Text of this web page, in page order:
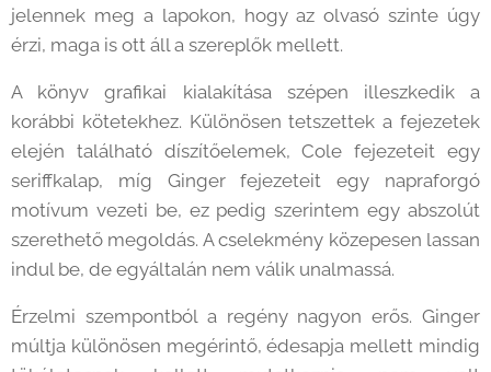
jelennek meg a lapokon, hogy az olvasó szinte úgy
érzi, maga is ott áll a szereplők mellett.
A könyv grafikai kialakítása szépen illeszkedik a
korábbi kötetekhez. Különösen tetszettek a fejezetek
elején található díszítőelemek, Cole fejezeteit egy
seriffkalap, míg Ginger fejezeteit egy napraforgó
motívum vezeti be, ez pedig szerintem egy abszolút
szerethető megoldás. A cselekmény közepesen lassan
indul be, de egyáltalán nem válik unalmassá.
Érzelmi szempontból a regény nagyon erős. Ginger
múltja különösen megérintő, édesapja mellett mindig